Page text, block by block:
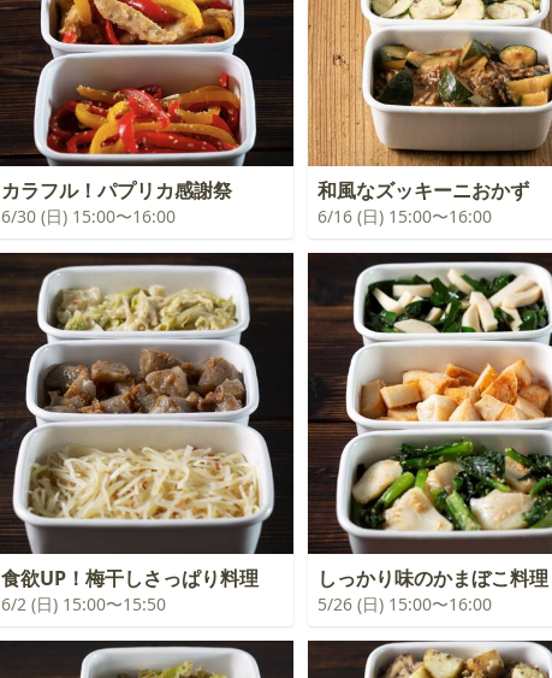
カラフル！パプリカ感謝祭
6/30 (日) 15:00〜16:00
和風なズッキーニおかず
6/16 (日) 15:00〜16:00
食欲UP！梅干しさっぱり料理
6/2 (日) 15:00〜15:50
しっかり味のかまぼこ料理
5/26 (日) 15:00〜16:00